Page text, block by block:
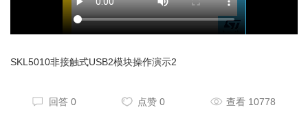
SKL5010非接触式USB2模块操作演示2
回答 0 点赞 0 查看 10778